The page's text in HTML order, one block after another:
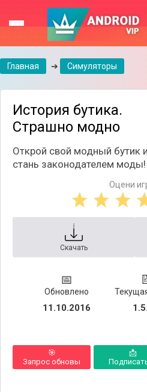
Главная ➔ Симуляторы
История бутика.
Страшно модно
Открой свой модный бутик и
стань законодателем моды!
Оцени
Скачать
📅
Обновлено
11.10.2016
🎯
Запрос обновы
📩